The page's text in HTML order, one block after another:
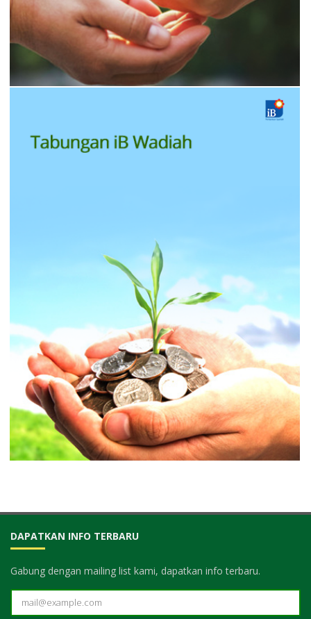
DAPATKAN INFO TERBARU
Gabung dengan mailing list kami, dapatkan info terbaru.